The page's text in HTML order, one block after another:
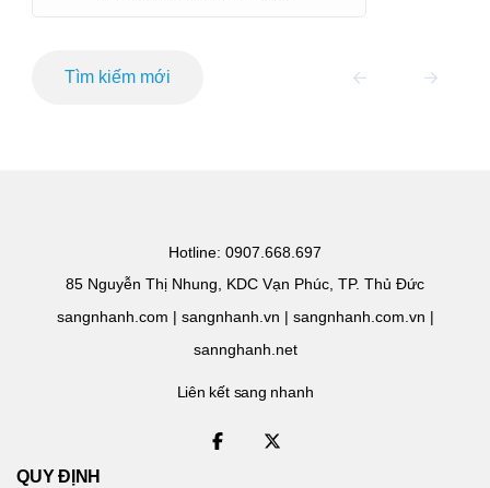
Tìm kiếm mới
Hotline: 0907.668.697
85 Nguyễn Thị Nhung, KDC Vạn Phúc, TP. Thủ Đức
sangnhanh.com | sangnhanh.vn | sangnhanh.com.vn |
sannghanh.net
Liên kết sang nhanh
QUY ĐỊNH